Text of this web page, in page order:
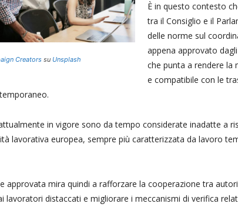
Creators su Unsplash
È in questo contesto
tra il Consiglio e il
delle norme sul
appena approvato
che punta a rendere la
e compatibile con le
in vigore sono da tempo considerate inadatte a
lavorativa europea, sempre più caratterizzata da lavoro
approvata mira quindi a rafforzare la cooperazione tra
lavoratori distaccati e migliorare i meccanismi di verifica